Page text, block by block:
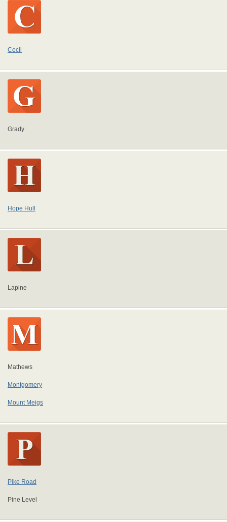
Cecil
Grady
Hope Hull
Lapine
Mathews
Montgomery
Mount Meigs
Pike Road
Pine Level